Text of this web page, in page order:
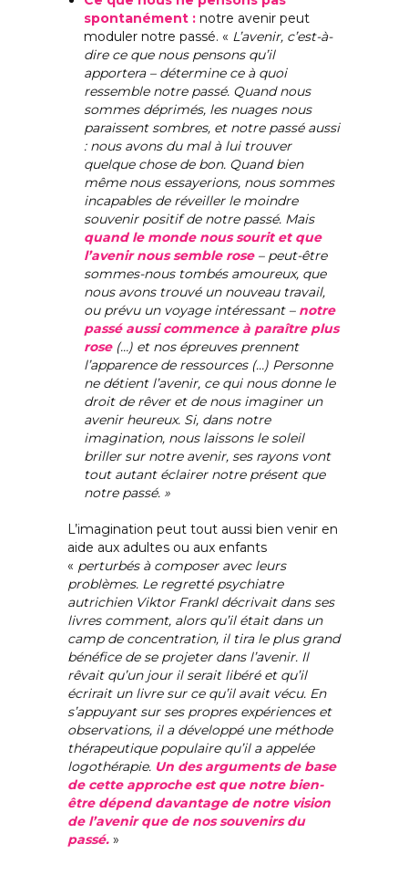
spontanément : notre avenir peut
moduler notre passé. « L’avenir, c’est-à-
dire ce que nous pensons qu’il
apportera – détermine ce à quoi
ressemble notre passé. Quand nous
sommes déprimés, les nuages nous
paraissent sombres, et notre passé aussi
: nous avons du mal à lui trouver
quelque chose de bon. Quand bien
même nous essayerions, nous sommes
incapables de réveiller le moindre
souvenir positif de notre passé. Mais
quand le monde nous sourit et que
l’avenir nous semble rose– peut-être
sommes-nous tombés amoureux, que
nous avons trouvé un nouveau travail,
ou prévu un voyage intéressant – notre
passé aussi commence à paraître plus
rose (…) et nos épreuves prennent
l’apparence de ressources (…) Personne
ne détient l’avenir, ce qui nous donne le
droit de rêver et de nous imaginer un
avenir heureux. Si, dans notre
imagination, nous laissons le soleil
briller sur notre avenir, ses rayons vont
tout autant éclairer notre présent que
notre passé. »
L’imagination peut tout aussi bien venir en
aide aux adultes ou aux enfants
« perturbés à composer avec leurs
problèmes. Le regretté psychiatre
autrichien Viktor Frankl décrivait dans ses
livres comment, alors qu’il était dans un
camp de concentration, il tira le plus grand
bénéfice de se projeter dans l’avenir. Il
rêvait qu’un jour il serait libéré et qu’il
écrirait un livre sur ce qu’il avait vécu. En
s’appuyant sur ses propres expériences et
observations, il a développé une méthode
thérapeutique populaire qu’il a appelée
logothérapie. Un des arguments de base
de cette approche est que notre bien-
être dépend davantage de notre vision
de l’avenir que de nos souvenirs du
passé. »